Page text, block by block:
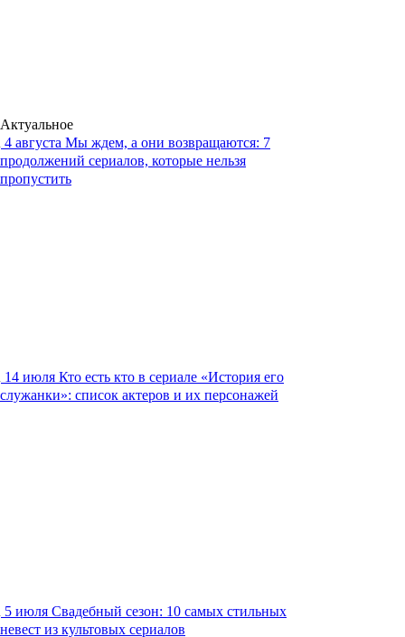
Актуальное
4 августа Мы ждем, а они возвращаются: 7
продолжений сериалов, которые нельзя
пропустить
14 июля Кто есть кто в сериале «История его
служанки»: список актеров и их персонажей
5 июля Свадебный сезон: 10 самых стильных
невест из культовых сериалов